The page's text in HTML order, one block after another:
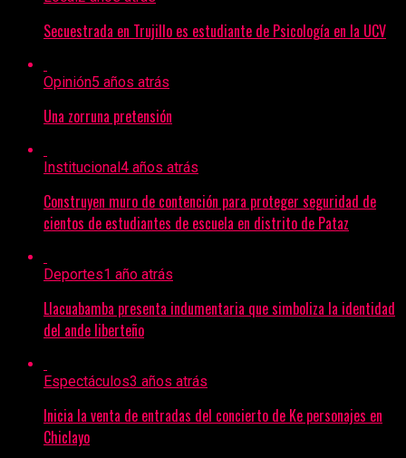
Secuestrada en Trujillo es estudiante de Psicología en la UCV
Opinión5 años atrás
Una zorruna pretensión
Institucional 4 años atrás
Construyen muro de contención para proteger seguridad de
cientos de estudiantes de escuela en distrito de Pataz
Deportes1 año atrás
Llacuabamba presenta indumentaria que simboliza la identidad
del ande liberteño
Espectáculos3 años atrás
Inicia la venta de entradas del concierto de Ke personajes en
Chiclayo